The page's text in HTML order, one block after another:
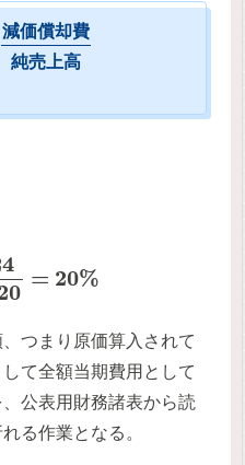
減価償却費
純売上高
= 20%
つまり原価算入されて
て全額当期費用として
公表用財務諸表から読
る作業となる。